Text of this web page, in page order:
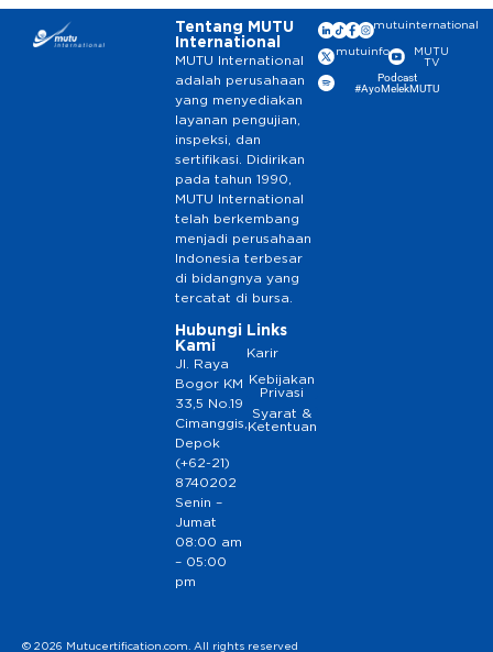
Tentang MUTU
International
MUTU International
adalah perusahaan
yang menyediakan
layanan pengujian,
inspeksi, dan
sertifikasi. Didirikan
pada tahun 1990,
MUTU International
telah berkembang
menjadi perusahaan
Indonesia terbesar
di bidangnya yang
tercatat di bursa.
Hubungi
Kami
Jl. Raya
Bogor KM
33,5 No.19
Cimanggis,
Depok
(+62-21)
8740202
Senin –
Jumat
08:00 am
– 05:00
pm
Links
Karir
Kebijakan
Privasi
Syarat &
Ketentuan
mutuinternational
mutuinfo
MUTU
TV
Podcast
#AyoMelekMUTU
© 2026 Mutucertification.com. All rights reserved